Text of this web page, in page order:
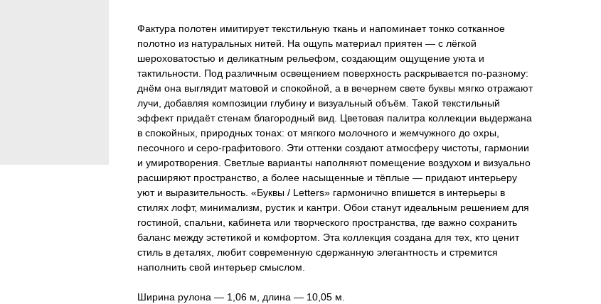
Фактура полотен имитирует текстильную ткань и напоминает тонко сотканное
полотно из натуральных нитей. На ощупь материал приятен — с лёгкой
шероховатостью и деликатным рельефом, создающим ощущение уюта и
тактильности. Под различным освещением поверхность раскрывается по-разному:
днём она выглядит матовой и спокойной, а в вечернем свете буквы мягко отражают
лучи, добавляя композиции глубину и визуальный объём. Такой текстильный
эффект придаёт стенам благородный вид. Цветовая палитра коллекции выдержана
в спокойных, природных тонах: от мягкого молочного и жемчужного до охры,
песочного и серо-графитового. Эти оттенки создают атмосферу чистоты, гармонии
и умиротворения. Светлые варианты наполняют помещение воздухом и визуально
расширяют пространство, а более насыщенные и тёплые — придают интерьеру
уют и выразительность. «Буквы / Letters» гармонично впишется в интерьеры в
стилях лофт, минимализм, рустик и кантри. Обои станут идеальным решением для
гостиной, спальни, кабинета или творческого пространства, где важно сохранить
баланс между эстетикой и комфортом. Эта коллекция создана для тех, кто ценит
стиль в деталях, любит современную сдержанную элегантность и стремится
наполнить свой интерьер смыслом.
Ширина рулона — 1,06 м, длина — 10,05 м.